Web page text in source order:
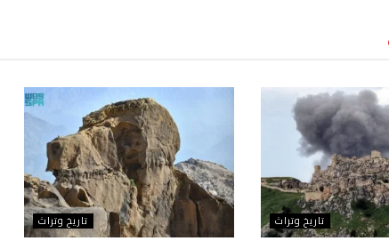
تاريخ وتراث تاريخ وتراث